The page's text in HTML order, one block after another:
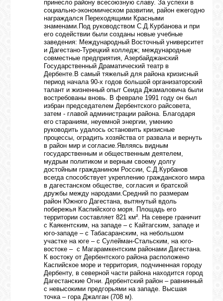
принесло району всесоюзную славу. За успехи в
социально-экономическом развитии, район ежегодно
награждался Переходящими Красными
знаменами.Под руководством С.Д.Курбанова и при
его содействии были созданы новые учебные
заведения: Международный Восточный университет
и Дагестано-Турецкий колледж; международные
совместные предприятия, Азербайджанский
Государственный Драматический театр в
Дербенте.В самый тяжелый для района кризисный
период начала 90-х годов большой организаторский
талант и жизненный опыт Сеида Джамаловича были
востребованы вновь. В феврале 1991 году он был
избран председателем Дербентского райсовета,
затем - главой администрации района. Благодаря
его стараниям, неуемной энергии, умению
руководить удалось остановить кризисные
процессы, оградить хозяйства от развала и вернуть
в район мир и согласие.Являясь видным
государственным и общественным деятелем,
мудрым политиком и верным своему долгу
достойным гражданином России, С.Д.Курбанов
всегда способствует укреплению гражданского мира
в дагестанском обществе, согласия и братской
дружбы между народами.Средний по размерам
район Южного Дагестана, вытянутый вдоль
побережья Каспийского моря. Площадь его
территории составляет 821 км². На севере граничит
с Каякентским, на западе – с Кайтагским, западе и
юго-западе – с Табасаранским, на небольшом
участке на юге – с Сулейман-Стальским, на юго-
востоке – с Магарамкентским районами Дагестана.
К востоку от Дербентского района расположено
Каспийское море и территория, подчиненная городу
Дербенту, в северной части района находится город
Дагестанские Огни. Дербентский район – равнинный
с невысокими предгорьями на западе. Высшая
точка – гора Джалган (708 м).